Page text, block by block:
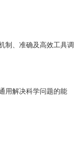
制、准确及高效工具调
用解决科学问题的能